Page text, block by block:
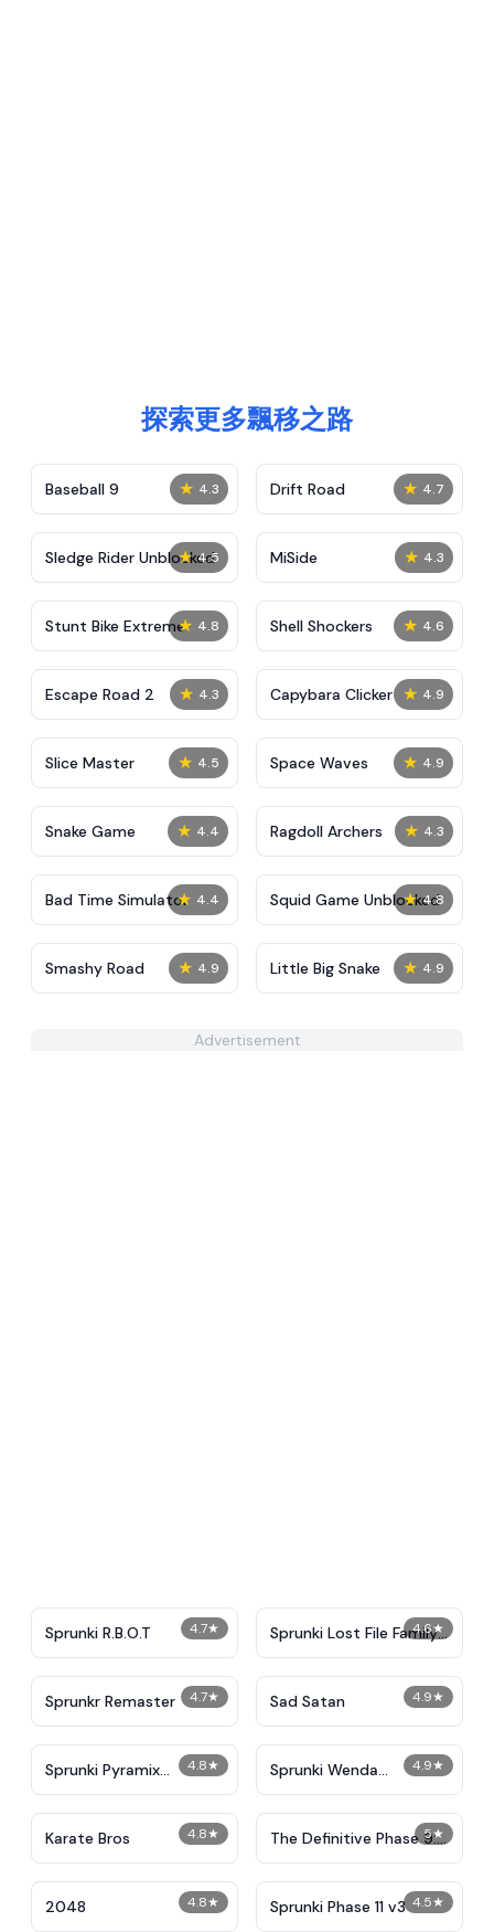
探索更多飄移之路
★ 4.3
Baseball 9 ★ 4.7
Drift Road
★ 4.5
Sledge Rider Unblocked ★ 4.3
MiSide
★ 4.8
Stunt Bike Extreme ★ 4.6
Shell Shockers
★ 4.3
Escape Road 2 ★ 4.9
Capybara Clicker
★ 4.5
Slice Master ★ 4.9
Space Waves
★ 4.4
Snake Game ★ 4.3
Ragdoll Archers
★ 4.4
Bad Time Simulator ★ 4.8
Squid Game Unblocked
★ 4.9
Smashy Road ★ 4.9
Little Big Snake
Advertisement
4.7★
Sprunki R.B.O.T 4.6★
Sprunki Lost File Family
Friendly
4.7★
Sprunkr Remaster 4.9★
Sad Satan
4.8★
Sprunki Pyramix
PovPoptyr Ver
4.9★
Sprunki Wenda
Treatment Reimagined
4.8★
Karate Bros 5★
The Definitive Phase 9:
Demolition
4.8★
2048 4.5★
Sprunki Phase 11 v3